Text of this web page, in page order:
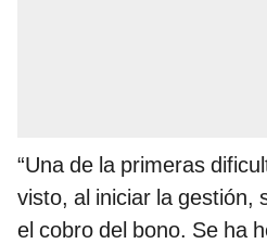
“Una de la primeras
visto, al iniciar la gestión,
el cobro del bono. Se ha